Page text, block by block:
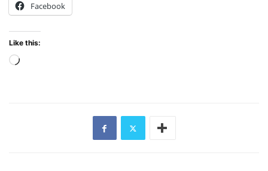
Facebook
Like this: